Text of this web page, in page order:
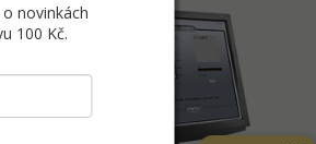
novinkách
100 Kč.